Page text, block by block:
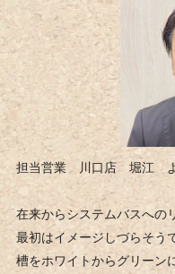
担当営業 川口店 堀江 よ
在来からシステムバスへの
最初はイメージしづらそう
槽をホワイトからグリーン